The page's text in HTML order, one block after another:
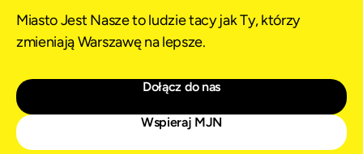
Miasto Jest Nasze to ludzie tacy jak Ty, którzy
zmieniają Warszawę na lepsze.
Dołącz do nas
Wspieraj MJN